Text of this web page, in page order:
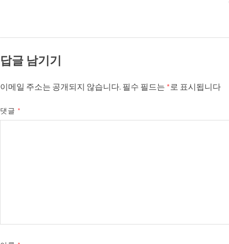
답글 남기기
이메일 주소는 공개되지 않습니다. 필수 필드는 * 로 표시됩니다
댓글 *